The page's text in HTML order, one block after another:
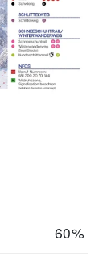
60%